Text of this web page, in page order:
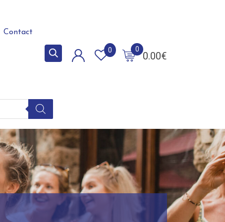
Contact
0.00€
0
0